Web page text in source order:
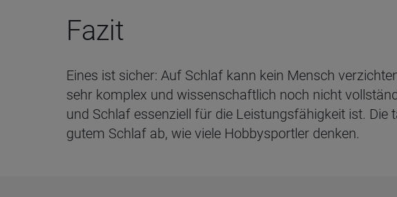
Fazit
Eines ist sicher: Auf Schlaf kann kein Mensch
sehr komplex und wissenschaftlich noch nicht
und Schlaf essenziell für die Leistungsfähigkeit ist.
gutem Schlaf ab, wie viele Hobbysportler denken.